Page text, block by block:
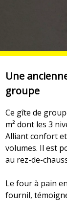
Une
groupe
Ce gîte de
m² dont les 3
Alliant confort
volumes. Il est
au rez-de-
Le four à pain
fournil,